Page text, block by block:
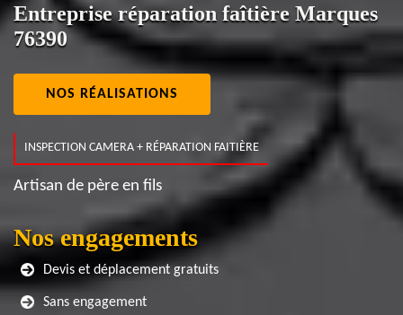
Entreprise réparation faîtière Marques
76390
NOS RÉALISATIONS
INSPECTION CAMERA + RÉPARATION FAITIÈRE
Artisan de père en fils
Nos engagements
Devis et déplacement gratuits
Sans engagement